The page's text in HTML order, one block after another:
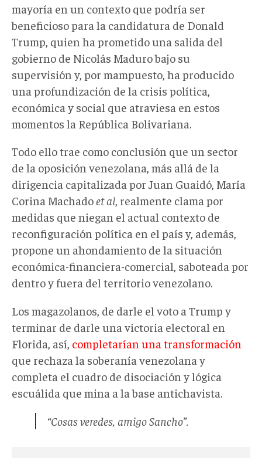
mayoría en un contexto que podría ser
beneficioso para la candidatura de Donald
Trump, quien ha prometido una salida del
gobierno de Nicolás Maduro bajo su
supervisión y, por mampuesto, ha producido
una profundización de la crisis política,
económica y social que atraviesa en estos
momentos la República Bolivariana.
Todo ello trae como conclusión que un sector
de la oposición venezolana, más allá de la
dirigencia capitalizada por Juan Guaidó, María
Corina Machadoet al, realmente clama por
medidas que niegan el actual contexto de
reconfiguración política en el país y, además,
propone un ahondamiento de la situación
económica-financiera-comercial, saboteada por
dentro y fuera del territorio venezolano.
Los magazolanos, de darle el voto a Trump y
terminar de darle una victoria electoral en
Florida, así, completarían una transformación
que rechaza la soberanía venezolana y
completa el cuadro de disociación y lógica
escuálida que mina a la base antichavista.
“Cosas veredes, amigo Sancho”.